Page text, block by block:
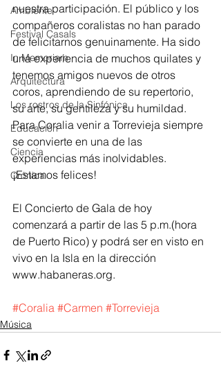
Ambiente
Festival Casals
In Memoriam
Arquitectura
Los rostros de la Sinfónica
Educación
Ciencia
Crónica
nuestra participación. El público y los
compañeros coralistas no han parado
de felicitarnos genuinamente. Ha sido
una experiencia de muchos quilates y
tenemos amigos nuevos de otros
coros, aprendiendo de su repertorio,
su arte, su gentileza y su humildad.
Para Coralia venir a Torrevieja siempre
se convierte en una de las
experiencias más inolvidables.
¡Estamos felices!
El Concierto de Gala de hoy
comenzará a partir de las 5 p.m.(hora
de Puerto Rico) y podrá ser en visto en
vivo en la Isla en la dirección
www.habaneras.org.
#Coralia #Carmen #Torrevieja
Música